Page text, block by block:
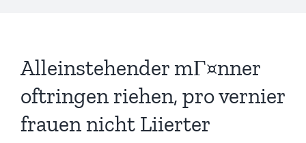
Alleinstehender mГ¤nner
oftringen riehen, pro vernier
frauen nicht Liierter